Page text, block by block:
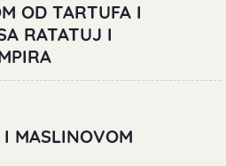
OD TARTUFA I
RATATUJ I
MASLINOVOM